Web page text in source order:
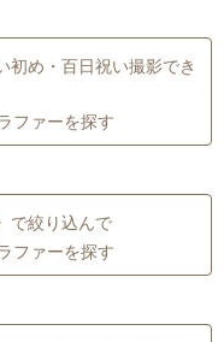
初め・百日祝い撮影でき
ファーを探す
で絞り込んで
ファーを探す